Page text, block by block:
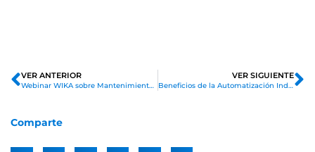
VER ANTERIOR
Webinar WIKA sobre Mantenimiento Predictivo | Inscríbete Ahora
VER SIGUIENTE
Beneficios de la Automatización Industrial en la Industria Vinícola
Comparte